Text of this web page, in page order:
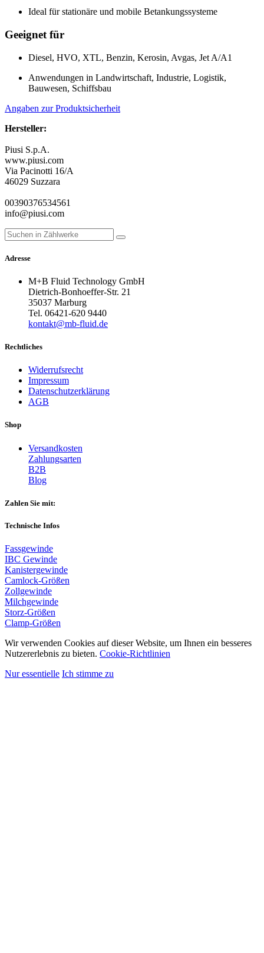
Ideal für stationäre und mobile Betankungssysteme
Geeignet für
Diesel, HVO, XTL, Benzin, Kerosin, Avgas, Jet A/A1
Anwendungen in Landwirtschaft, Industrie, Logistik,
Bauwesen, Schiffsbau
Angaben zur Produktsicherheit
Hersteller:
Piusi S.p.A.
www.piusi.com
Via Pacinotti 16/A
46029 Suzzara
00390376534561
info@piusi.com
Adresse
M+B Fluid Technology GmbH
Dietrich-Bonhoeffer-Str. 21
35037 Marburg
Tel. 06421-620 9440
kontakt@mb-fluid.de
Rechtliches
Widerrufsrecht
Impressum
Datenschutzerklärung
AGB
Shop
Versandkosten
Zahlungsarten
B2B
Blog
Zahlen Sie mit:
Technische Infos
Fassgewinde
IBC Gewinde
Kanistergewinde
Camlock-Größen
Zollgewinde
Milchgewinde
Storz-Größen
Clamp-Größen
Wir verwenden Cookies auf dieser Website, um Ihnen ein besseres
Nutzererlebnis zu bieten. Cookie-Richtlinien
Nur essentielle Ich stimme zu